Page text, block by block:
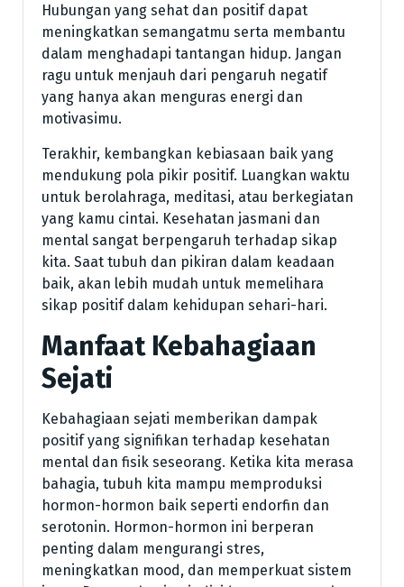
Hubungan yang sehat dan positif dapat
meningkatkan semangatmu serta membantu
dalam menghadapi tantangan hidup. Jangan
ragu untuk menjauh dari pengaruh negatif
yang hanya akan menguras energi dan
motivasimu.
Terakhir, kembangkan kebiasaan baik yang
mendukung pola pikir positif. Luangkan waktu
untuk berolahraga, meditasi, atau berkegiatan
yang kamu cintai. Kesehatan jasmani dan
mental sangat berpengaruh terhadap sikap
kita. Saat tubuh dan pikiran dalam keadaan
baik, akan lebih mudah untuk memelihara
sikap positif dalam kehidupan sehari-hari.
Manfaat Kebahagiaan
Sejati
Kebahagiaan sejati memberikan dampak
positif yang signifikan terhadap kesehatan
mental dan fisik seseorang. Ketika kita merasa
bahagia, tubuh kita mampu memproduksi
hormon-hormon baik seperti endorfin dan
serotonin. Hormon-hormon ini berperan
penting dalam mengurangi stres,
meningkatkan mood, dan memperkuat sistem